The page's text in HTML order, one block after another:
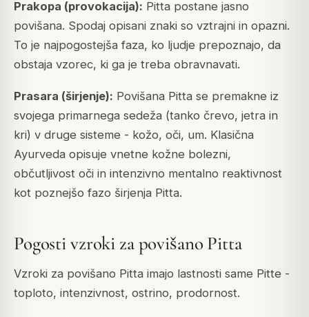
Prakopa (provokacija): Pitta postane jasno
povišana. Spodaj opisani znaki so vztrajni in opazni.
To je najpogostejša faza, ko ljudje prepoznajo, da
obstaja vzorec, ki ga je treba obravnavati.
Prasara (širjenje): Povišana Pitta se premakne iz
svojega primarnega sedeža (tanko črevo, jetra in
kri) v druge sisteme - kožo, oči, um. Klasična
Ayurveda opisuje vnetne kožne bolezni,
občutljivost oči in intenzivno mentalno reaktivnost
kot poznejšo fazo širjenja Pitta.
Pogosti vzroki za povišano Pitta
Vzroki za povišano Pitta imajo lastnosti same Pitte -
toploto, intenzivnost, ostrino, prodornost.